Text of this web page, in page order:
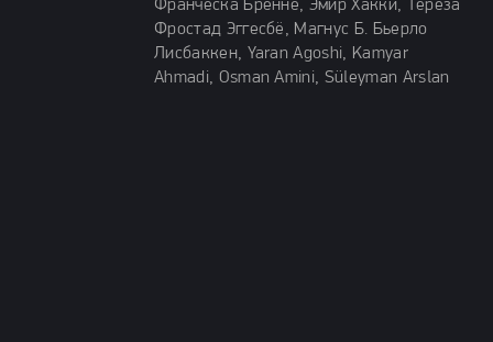
Франческа Бренне, Эмир Хакки, Тереза
Фростад Эггесбё, Магнус Б. Бьерло
Лисбаккен, Yaran Agoshi, Kamyar
Ahmadi, Osman Amini, Süleyman Arslan